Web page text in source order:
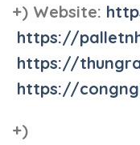
+) Website:
https://
https://
https://
+)